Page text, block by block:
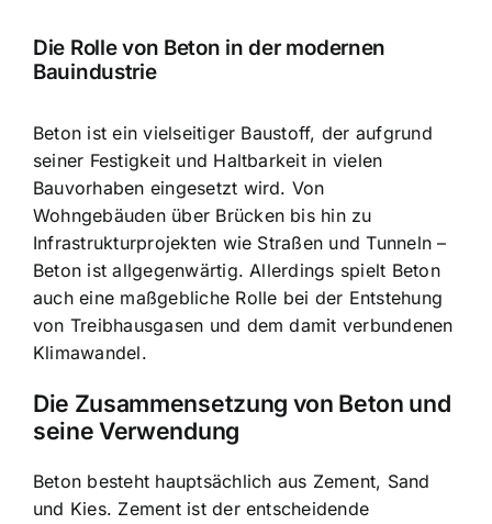
Die Rolle von Beton in der modernen
Bauindustrie
Beton ist ein vielseitiger Baustoff, der aufgrund
seiner Festigkeit und Haltbarkeit in vielen
Bauvorhaben eingesetzt wird. Von
Wohngebäuden über Brücken bis hin zu
Infrastrukturprojekten wie Straßen und Tunneln –
Beton ist allgegenwärtig. Allerdings spielt Beton
auch eine maßgebliche Rolle bei der Entstehung
von Treibhausgasen und dem damit verbundenen
Klimawandel.
Die Zusammensetzung von Beton und
seine Verwendung
Beton besteht hauptsächlich aus Zement, Sand
und Kies. Zement ist der entscheidende